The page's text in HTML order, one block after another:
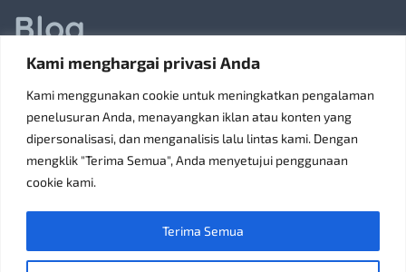
Kami menghargai privasi Anda
Kami menggunakan cookie untuk meningkatkan pengalaman
penelusuran Anda, menayangkan iklan atau konten yang
dipersonalisasi, dan menganalisis lalu lintas kami. Dengan
mengklik "Terima Semua", Anda menyetujui penggunaan
cookie kami.
Terima Semua
Blog
Jasa Pembuatan Lift Barang: Solusi Transportasi Vertikal
Receiving Parcels and Mail at a Rented Room in Singapore
6 Tips Pilih Oven Listrik Terbaik Sesuai Kebutuhan
Konsultan Pajak Bandung Jakarta Solusi Bisnis
Discoverypropertyid Solusi Website Properti Terbaik